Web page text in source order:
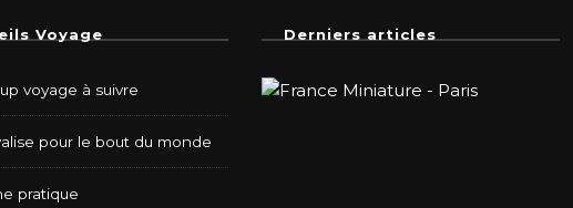
Voyage
voyage à suivre
pour le bout du monde
pratique
Derniers articles